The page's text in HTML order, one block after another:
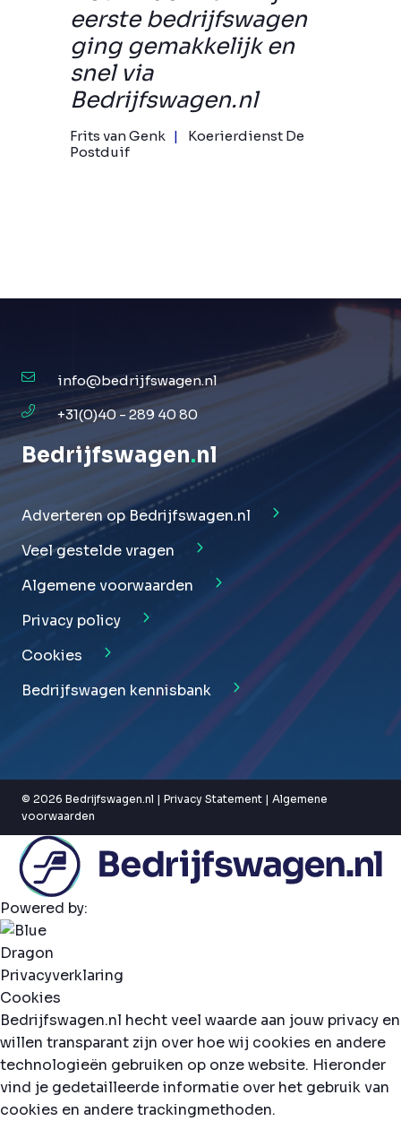
eerste bedrijfswagen
ging gemakkelijk en
snel via
Bedrijfswagen.nl
Frits van Genk
Koerierdienst De
Postduif
info@bedrijfswagen.nl
+31(0)40 - 289 40 80
Bedrijfswagen.nl
Adverteren op Bedrijfswagen.nl
Veel gestelde vragen
Algemene voorwaarden
Privacy policy
Cookies
Bedrijfswagen kennisbank
© 2026 Bedrijfswagen.nl | Privacy Statement | Algemene
voorwaarden
Powered by:
Privacyverklaring
Cookies
Bedrijfswagen.nl hecht veel waarde aan jouw privacy en
willen transparant zijn over hoe wij cookies en andere
technologieën gebruiken op onze website. Hieronder
vind je gedetailleerde informatie over het gebruik van
cookies en andere trackingmethoden.